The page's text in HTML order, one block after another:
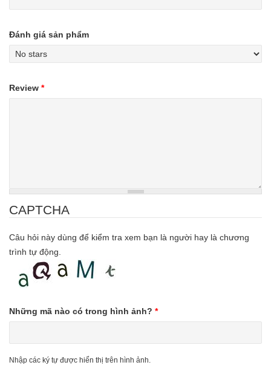
Đánh giá sản phẩm
Review *
CAPTCHA
Câu hỏi này dùng để kiểm tra xem bạn là người hay là chương
trình tự động.
Những mã nào có trong hình ảnh? *
Nhập các ký tự được hiển thị trên hình ảnh.